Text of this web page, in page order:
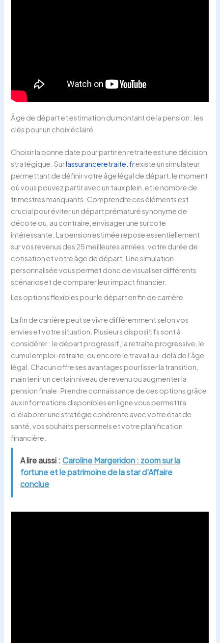
Âge de départ et estimation du montant de la pension : les
clés pour un choix éclairé
Choisir la bonne date pour partir en retraite est une décision
stratégique. Surlassuranceretraite.frexiste un simulateur
permettant de définir votre âge légal de départ, le moment
où vous pouvez partir avec un taux plein, et le nombre de
trimestres manquants. Comprendre ces éléments est
crucial pour éviter un départ prématuré synonyme de
décote ou, au contraire, envisager une surcote
intéressante. La pension estimée repose essentiellement
sur vos revenus des 25 meilleures années, votre durée de
cotisation et votre âge de départ. Une simulation
personnalisée vous permet donc de visualiser différents
scénarios et de comparer leur impact financier.
Les options flexibles pour le départ en fin de carrière
La fin de carrière peut se vivre différemment selon vos
envies et votre situation. Plusieurs dispositifs sont à
considérer : le départ progressif, la retraite progressive, le
cumul emploi-retraite, ou encore le travail au-delà de l’âge
légal. Chacun offre ses avantages pour lisser la transition,
maintenir un certain niveau de revenu ou augmenter la
pension finale. Prendre connaissance de ces options grâce
aux informations disponibles en ligne vous permettra
d’élaborer une stratégie cohérente avec votre état de
santé, vos souhaits personnels et votre planification
financière.
A lire aussi : Caroline Margeridon : zoom sur la
fortune et le patrimoine de la star d’Affaire
conclue